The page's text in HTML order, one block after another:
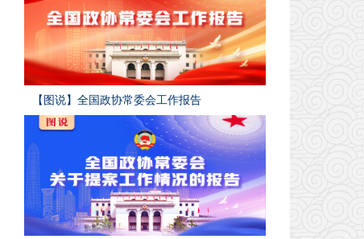
【图说】全国政协常委会工作报告